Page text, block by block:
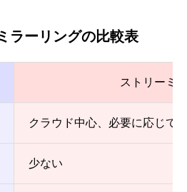
ラーリングの比較表
ストリーミ
クラウド中心、必要に応じて
少ない